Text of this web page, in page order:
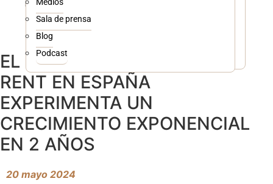
Contact center comercial inmobiliario
Marketing inmobiliario
Project management
Advisory
En currículum
Sala de prensa
Blog
Podcast
EL MERCADO DE BUILD TO
RENT EN ESPAÑA
EXPERIMENTA UN
CRECIMIENTO EXPONENCIAL
EN 2 AÑOS
20 mayo 2024